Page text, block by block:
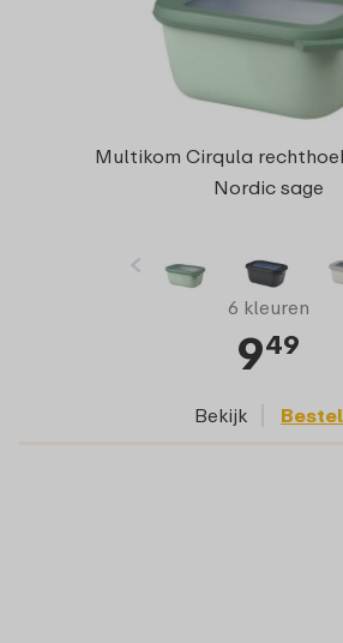
Multikom Cirqula
Nordic sage
6 kleuren
949
Bekijk Bestel